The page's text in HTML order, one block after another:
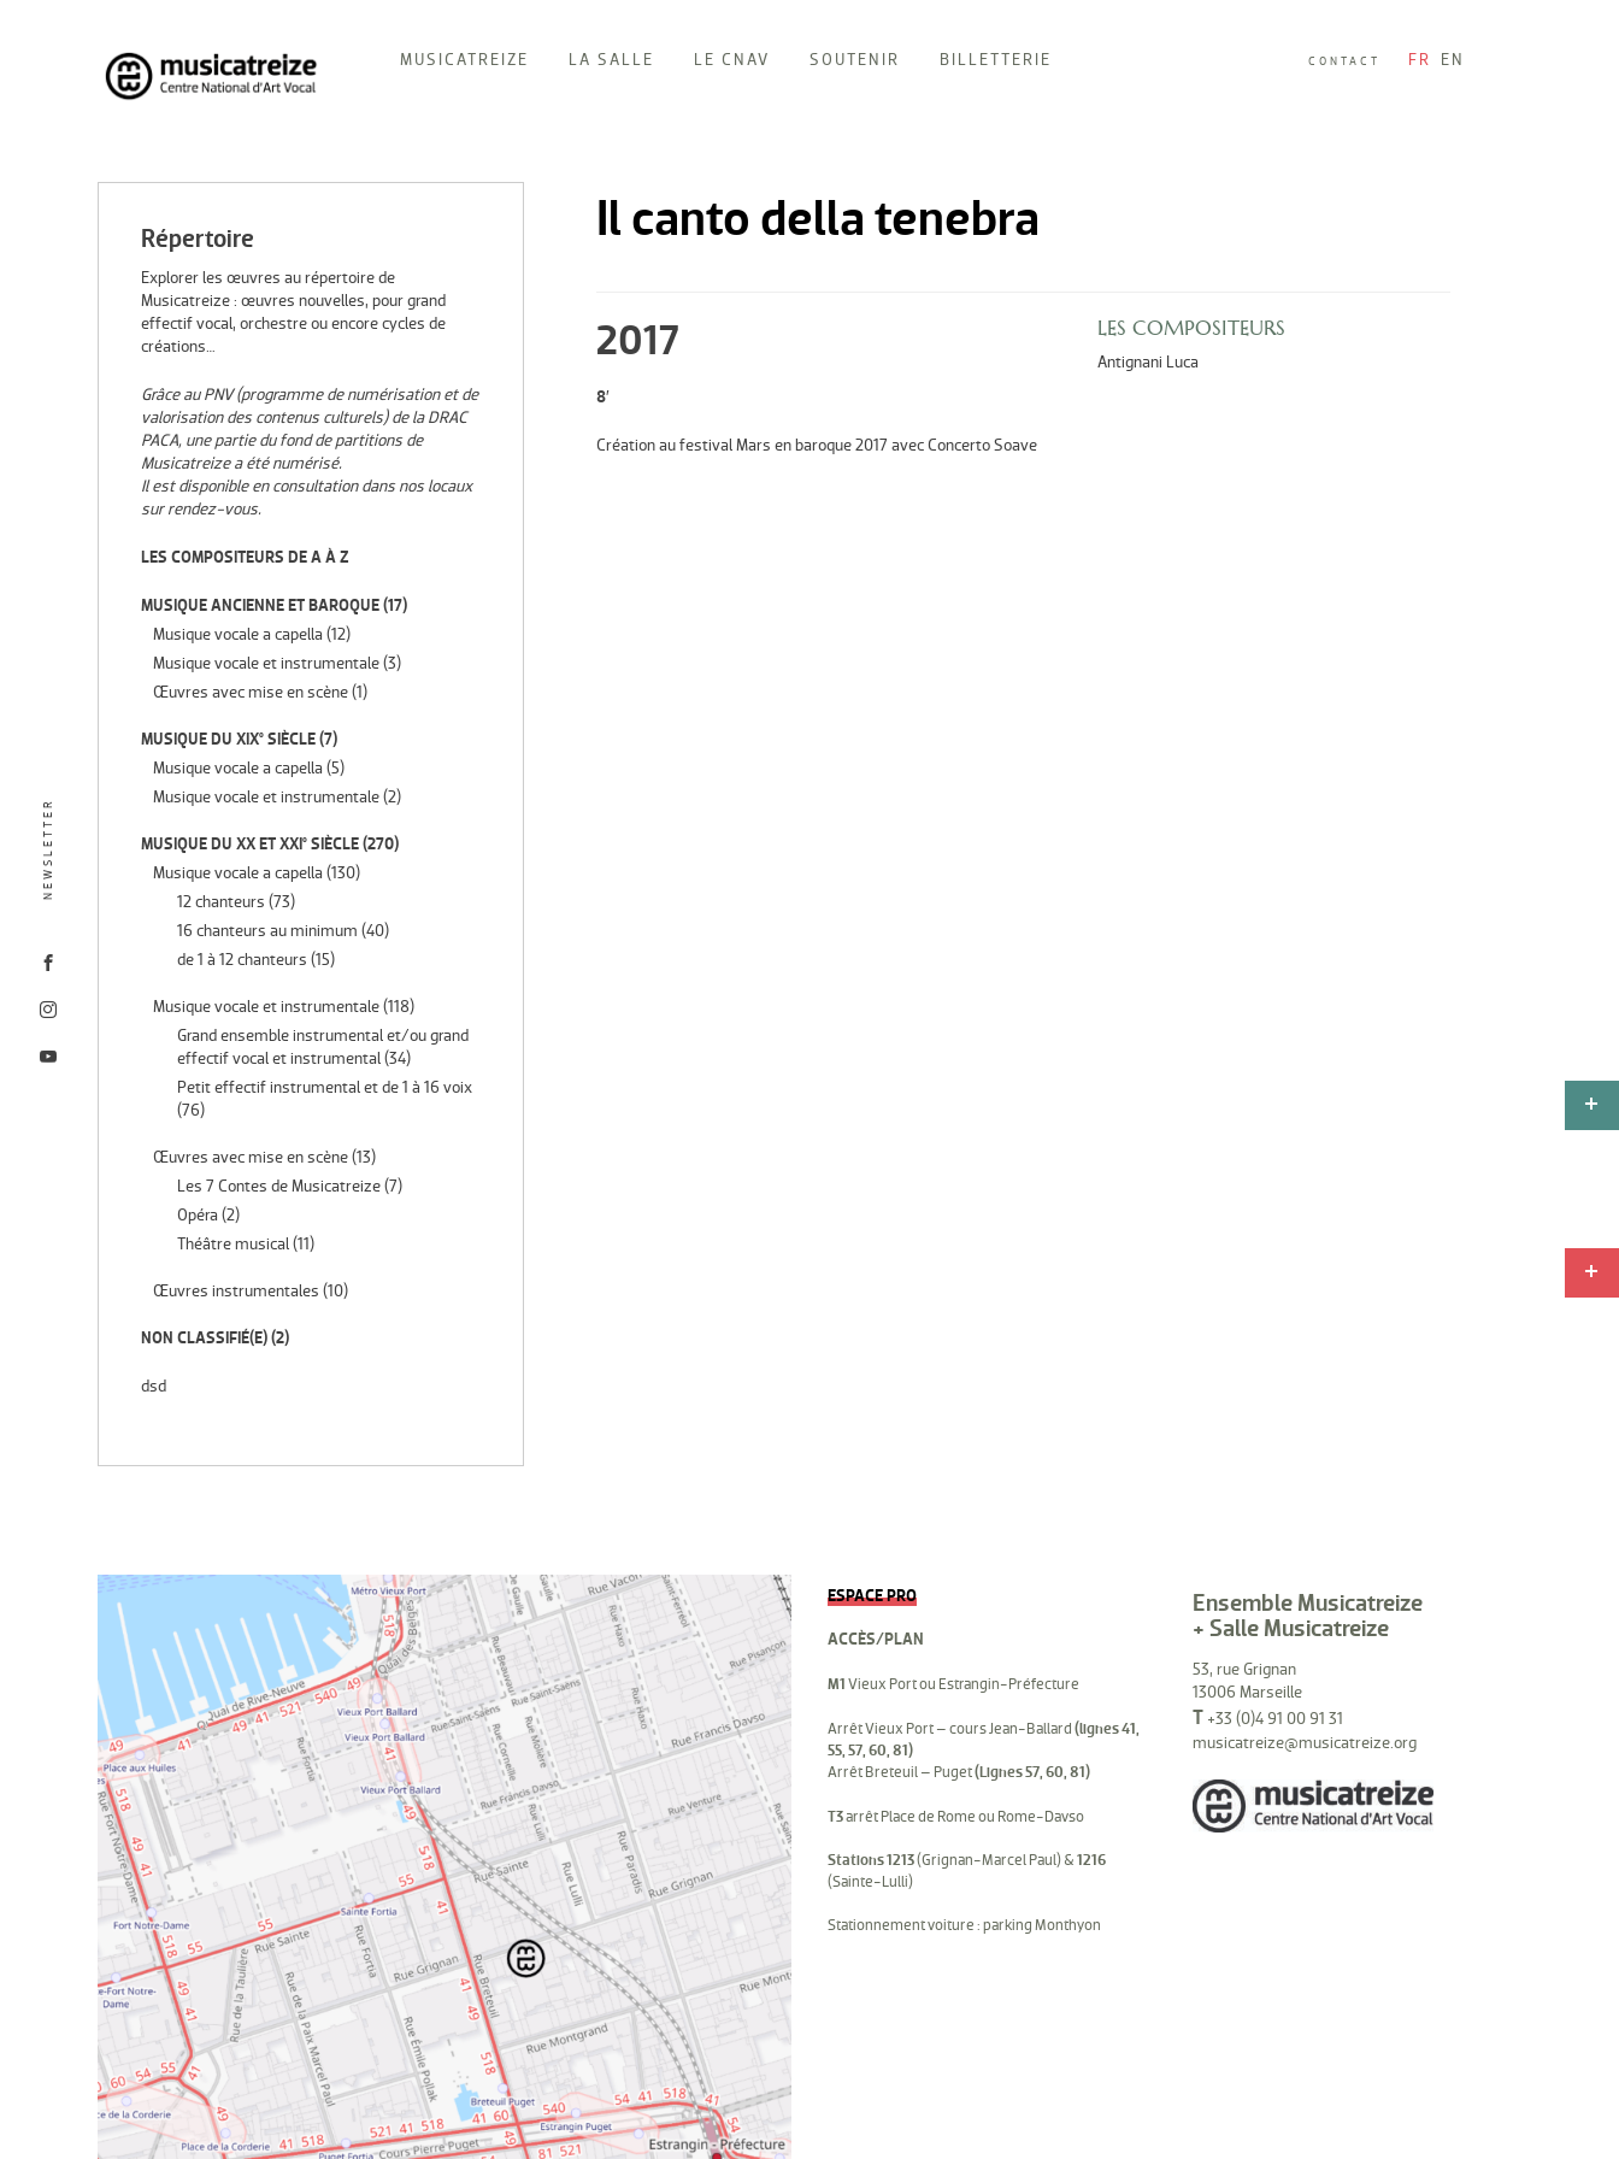
Skip
to
content
MUSICATREIZE LA SALLE LE CNAV SOUTENIR BILLETTERIE CONTACT FR EN
NEWSLETTER
Il canto della tenebra
2017
8′
Création au festival Mars en baroque 2017 avec Concerto Soave
LES COMPOSITEURS
Antignani Luca
Répertoire
Explorer les œuvres au répertoire de
Musicatreize : œuvres nouvelles, pour grand
effectif vocal, orchestre ou encore cycles de
créations…
Grâce au PNV (programme de numérisation et de
valorisation des contenus culturels) de la DRAC
PACA, une partie du fond de partitions de
Musicatreize a été numérisé.
Il est disponible en consultation dans nos locaux
sur rendez-vous.
LES COMPOSITEURS DE A À Z
MUSIQUE ANCIENNE ET BAROQUE(17)
Musique vocale a capella (12)
Musique vocale et instrumentale(3)
Œuvres avec mise en scène(1)
MUSIQUE DU XIX° SIÈCLE(7)
Musique vocale a capella (5)
Musique vocale et instrumentale(2)
MUSIQUE DU XX ET XXI° SIÈCLE(270)
Musique vocale a capella (130)
12 chanteurs (73)
16 chanteurs au minimum (40)
de 1 à 12 chanteurs (15)
Musique vocale et instrumentale(118)
Grand ensemble instrumental et/ou grand
effectif vocal et instrumental(34)
Petit effectif instrumental et de 1 à 16 voix
(76)
Œuvres avec mise en scène(13)
Les 7 Contes de Musicatreize(7)
Opéra (2)
Théâtre musical(11)
Œuvres instrumentales (10)
NON CLASSIFIÉ(E)(2)
dsd
ESPACE PRO
ACCÈS/PLAN
M1 Vieux Port ou Estrangin-Préfecture
Arrêt Vieux Port – cours Jean-Ballard (lignes 41,
55, 57, 60, 81)
Arrêt Breteuil – Puget(Lignes 57, 60, 81)
T3arrêt Place de Rome ou Rome-Davso
Stations 1213(Grignan-Marcel Paul) & 1216
(Sainte-Lulli)
Stationnement voiture : parking Monthyon
Ensemble Musicatreize
+ Salle Musicatreize
53, rue Grignan
13006 Marseille
T +33 (0)4 91 00 91 31
musicatreize@musicatreize.org